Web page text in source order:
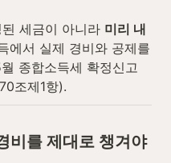
세금이 아니라 미리 내
에서 실제 경비와 공제를
종합소득세 확정신고
조제1항).
비를 제대로 챙겨야